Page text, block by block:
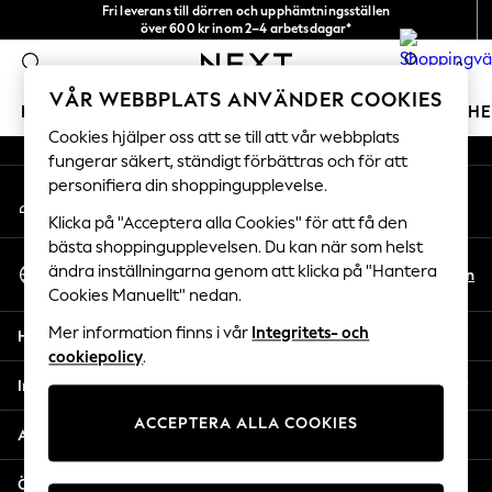
Fri leverans till dörren och upphämtningsställen
över 600 kr inom 2–4 arbetsdagar*
0
FLICKOR POJKAR BABY DAMER HERRAR
GIRLS
New In
50 - 92cm
98 - 110cm
116 - 134cm
140 - 174cm
Trending: Top & Short Sets
Trending: Clogs
All Clothing
Coats & Jackets
Sweatshirts & Hoodies
An error occurred on client
Våra sociala nätverk
Mitt konto
Logga in på ditt konto
Välj Språk
Svenska
Sv En
Hjälp
Integritet & Juridik
Avdelningar
Övriga tjänster
VÅR WEBBPLATS ANVÄNDER COOKIES
Cookies hjälper oss att se till att vår webbplats
fungerar säkert, ständigt förbättras och för att
personifiera din shoppingupplevelse.
Klicka på "Acceptera alla Cookies" för att få den
bästa shoppingupplevelsen. Du kan när som helst
ändra inställningarna genom att klicka på "Hantera
Cookies Manuellt" nedan.
Mer information finns i vår Integritets- och
cookiepolicy.
ACCEPTERA ALLA COOKIES